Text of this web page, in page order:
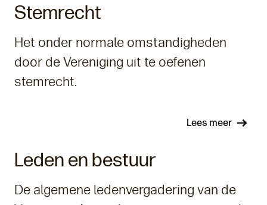
Stemrecht
Het onder normale omstandigheden
door de Vereniging uit te oefenen
stemrecht.
Lees meer
Leden en bestuur
De algemene ledenvergadering van de